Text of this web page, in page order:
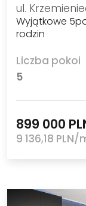
ul.
Wyjątkowe
rodzin
Liczba pokoi
5
899 000
9 136,18 PLN/